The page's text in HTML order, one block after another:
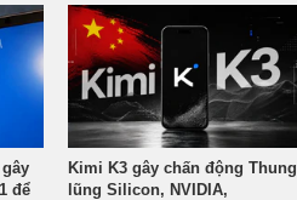
để
Kimi K3 gây chấn động Thung
lũng Silicon, NVIDIA,